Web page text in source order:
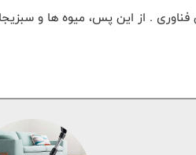
فناوری جدید دیگری از بوش به بازار معرفی شد: فناوری خنک‌